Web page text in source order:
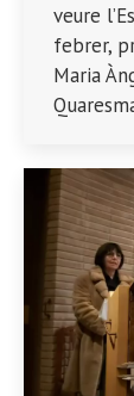
veure
febrer,
Maria